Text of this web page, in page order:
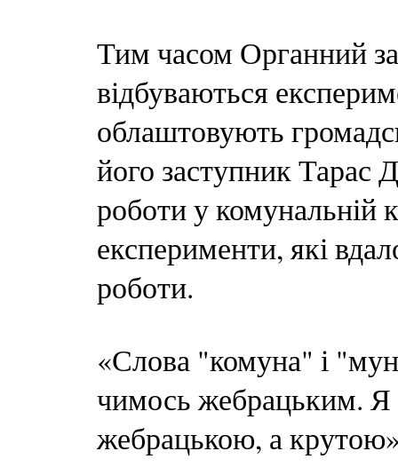
Тим часом Органний
відбуваються
облаштовують
його заступник Тарас
роботи у комунальній
експерименти, які
роботи.
«Слова "комуна" і
чимось жебрацьким. Я
жебрацькою, а